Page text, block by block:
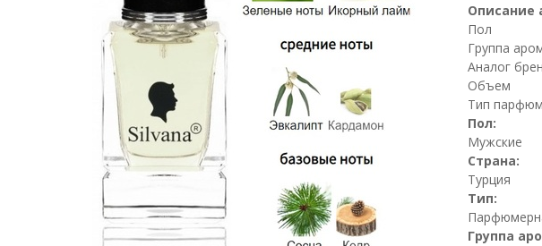
Описание
Пол
Группа
Аналог
Объем
Тип
Пол:
Мужские
Страна:
Турция
Тип:
Группа